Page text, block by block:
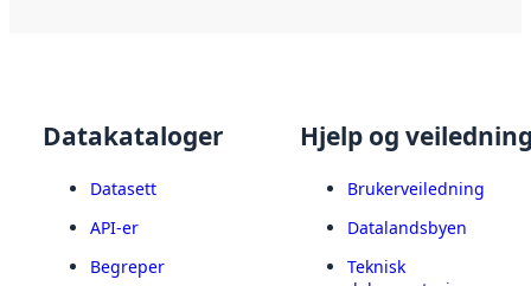
Datakataloger
Datasett
API-er
Begreper
Hjelp og
Brukerveiledning
Datalandsbyen
Teknisk